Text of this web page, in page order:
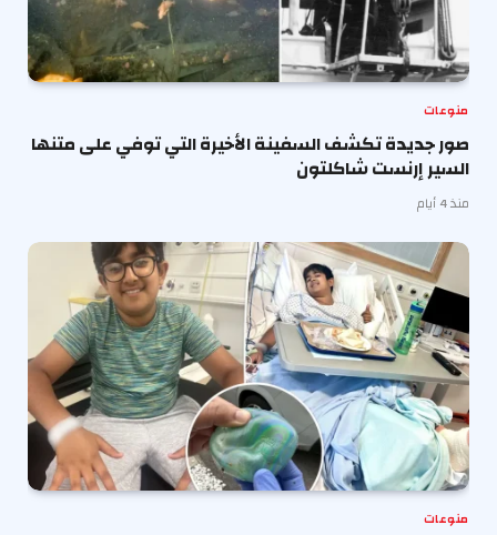
منوعات
صور جديدة تكشف السفينة الأخيرة التي توفي على متنها
السير إرنست شاكلتون
منذ 4 أيام
منوعات